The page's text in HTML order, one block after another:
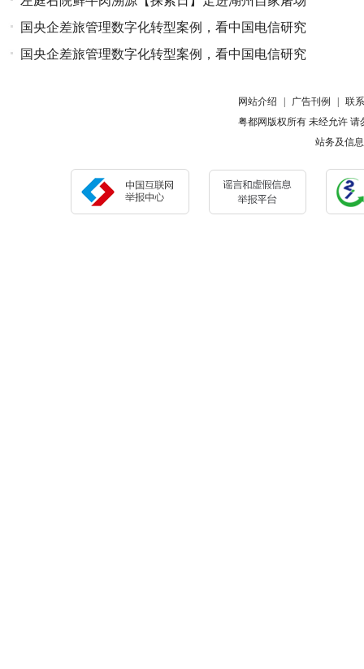
国央企差旅管理数字化转型案例，看中国电信研究
院如何实现合规
国央企差旅管理数字化转型案例，看中国电信研究
网站介绍 广告刊例
联
粤都网版权所有 未经允许 请
站务及信息